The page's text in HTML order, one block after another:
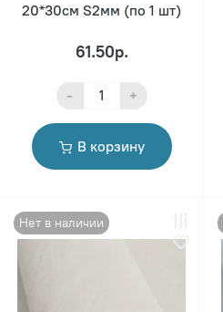
20*30см S2мм (по 1 шт)
61.50р.
- +
В корзину
Нет в наличии